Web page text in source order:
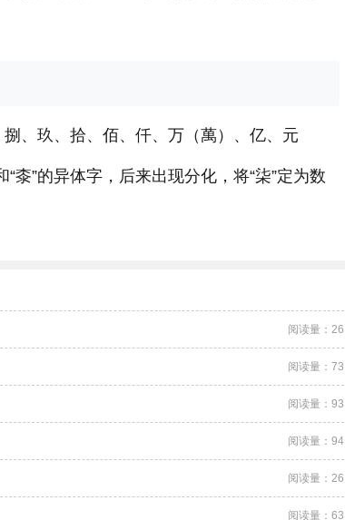
、玖、拾、佰、仟、万（萬）、亿、元
“桼”的异体字，后来出现分化，将“柒”定为数
阅读量：26
阅读量：73
阅读量：93
阅读量：94
阅读量：26
阅读量：63